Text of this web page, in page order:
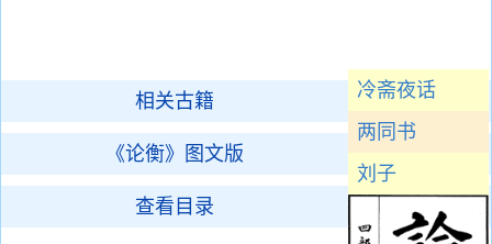
冷斋夜话
两同书
刘子
相关古籍
《论衡》图文版
查看目录